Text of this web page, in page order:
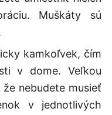
Muškáty sú
kamkoľvek, čím
v dome. Veľkou
nebudete musieť
v jednotlivých